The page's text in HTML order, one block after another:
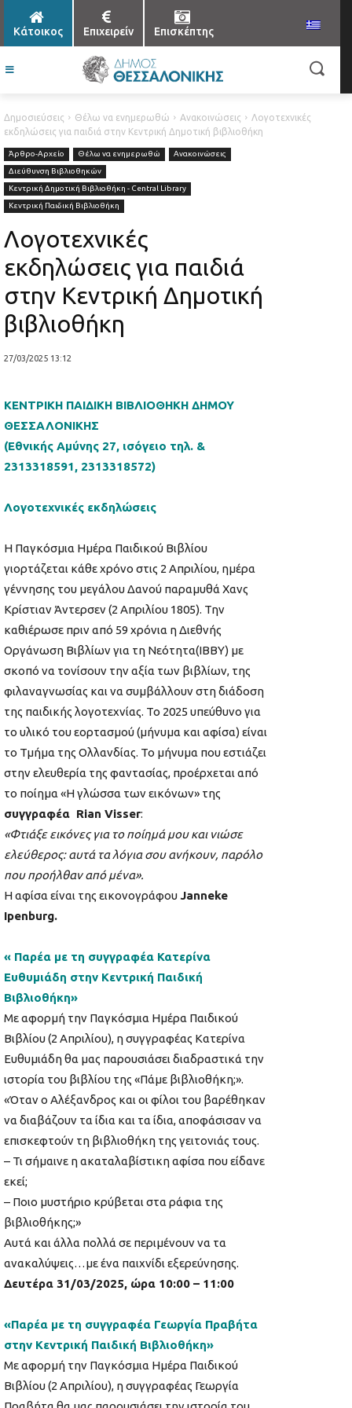
Κάτοικος Επιχειρείν Επισκέπτης
Δημοσιεύσεις Θέλω να ενημερωθώ Ανακοινώσεις
Λογοτεχνικές
εκδηλώσεις για παιδιά στην Κεντρική Δημοτική βιβλιοθήκη
Άρθρο-Αρχείο Θέλω να ενημερωθώ
Ανακοινώσεις
Διεύθυνση Βιβλιοθηκών
Κεντρική Δημοτική Βιβλιοθήκη - Central Library
Κεντρική Παιδική Βιβλιοθήκη
Λογοτεχνικές
εκδηλώσεις για παιδιά
στην Κεντρική Δημοτική
βιβλιοθήκη
27/03/2025 13:12
ΚΕΝΤΡΙΚΗ ΠΑΙΔΙΚΗ ΒΙΒΛΙΟΘΗΚΗ ΔΗΜΟΥ
ΘΕΣΣΑΛΟΝΙΚΗΣ
(Εθνικής Αμύνης 27, ισόγειο τηλ. &
2313318591, 2313318572)
Λογοτεχνικές εκδηλώσεις
Η Παγκόσμια Ημέρα Παιδικού Βιβλίου
γιορτάζεται κάθε χρόνο στις 2 Απριλίου, ημέρα
γέννησης του μεγάλου Δανού παραμυθά Χανς
Κρίστιαν Άντερσεν (2 Απριλίου 1805). Την
καθιέρωσε πριν από 59 χρόνια η Διεθνής
Οργάνωση Βιβλίων για τη Νεότητα(IBBY) με
σκοπό να τονίσουν την αξία των βιβλίων, της
φιλαναγνωσίας και να συμβάλλουν στη διάδοση
της παιδικής λογοτεχνίας. Το 2025 υπεύθυνο για
το υλικό του εορτασμού (μήνυμα και αφίσα) είναι
το Τμήμα της Ολλανδίας. Το μήνυμα που εστιάζει
στην ελευθερία της φαντασίας, προέρχεται από
το ποίημα «Η γλώσσα των εικόνων» της
συγγραφέα Rian Visser:
«Φτιάξε εικόνες για το ποίημά μου και νιώσε
ελεύθερος: αυτά τα λόγια σου ανήκουν, παρόλο
που προήλθαν από μένα».
Η αφίσα είναι της εικονογράφου Janneke
Ipenburg.
« Παρέα με τη συγγραφέα Κατερίνα
Ευθυμιάδη στην Κεντρική Παιδική
Βιβλιοθήκη»
Με αφορμή την Παγκόσμια Ημέρα Παιδικού
Βιβλίου (2 Απριλίου), η συγγραφέας Κατερίνα
Ευθυμιάδη θα μας παρουσιάσει διαδραστικά την
ιστορία του βιβλίου της «Πάμε βιβλιοθήκη;».
«Όταν ο Αλέξανδρος και οι φίλοι του βαρέθηκαν
να διαβάζουν τα ίδια και τα ίδια, αποφάσισαν να
επισκεφτούν τη βιβλιοθήκη της γειτονιάς τους.
– Τι σήμαινε η ακαταλαβίστικη αφίσα που είδανε
εκεί;
– Ποιο μυστήριο κρύβεται στα ράφια της
βιβλιοθήκης;»
Αυτά και άλλα πολλά σε περιμένουν να τα
ανακαλύψεις…με ένα παιχνίδι εξερεύνησης.
Δευτέρα 31/03/2025, ώρα 10:00 – 11:00
«Παρέα με τη συγγραφέα Γεωργία Πραβήτα
στην Κεντρική Παιδική Βιβλιοθήκη»
Με αφορμή την Παγκόσμια Ημέρα Παιδικού
Βιβλίου (2 Απριλίου), η συγγραφέας Γεωργία